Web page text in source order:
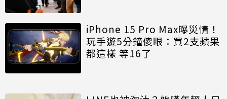
iPhone 15 Pro Max曝災情！
玩手遊5分鐘傻眼：買2支蘋果
都這樣 等16了